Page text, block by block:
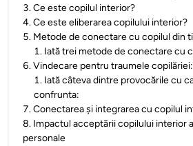
3.Ce este copilul interior?
4.Ce este eliberarea copilului interior?
5. Metode de conectare cu copilul din
1. Iată trei metode de conectare cu
6.Vindecare pentru traumele
1. Iată câteva dintre provocările cu
confrunta:
7.Conectarea și integrarea cu copilul
8. Impactul acceptării copilului interior
personale